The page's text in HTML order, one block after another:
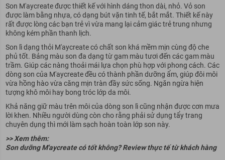
Son M'aycreate được thiết kế với hình dáng thon dài, nhỏ. Vỏ son
được làm bằng nhựa, có dạng bút vặn tinh tế, bắt mắt. Thiết kế này
rất được lòng các bạn trẻ vì vừa mang lại cảm giác trẻ trung nhưng
không kém phần thanh lịch.
Son lì dạng thỏi M'aycreate có chất son khá mềm mịn cùng độ che
phủ tốt. Bảng màu son đa dạng từ gam màu tươi đến các gam màu
trầm. Giúp các nàng thoải mái lựa chọn phù hợp với phong cách. Các
dòng son của M'aycreate đều có thành phần dưỡng ẩm, giúp đôi môi
vừa hồng hào vừa căng mịn tràn đầy sức sống. Ngăn ngừa hiện
tượng khô môi hay bong tróc lớp da môi.
Khả năng giữ màu trên môi của dòng son lì cũng nhận được cơn mưa
lời khen. Nhiều người dùng còn cho rằng phải sử dụng tẩy trang
chuyên dụng thì mới làm sạch hoàn toàn lớp son này.
>> Xem thêm:
Son dưỡng M'aycreate có tốt không? Review thực tế từ khách hàng